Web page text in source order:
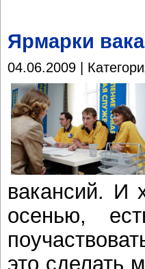
Ярмарки
04.06.2009 |
вакансий. И
осенью,
это сделать